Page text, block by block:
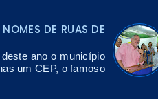
DE RUAS DE
ano o município
um CEP, o famoso